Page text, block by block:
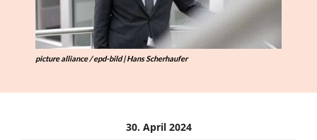
picture alliance / epd-bild | Hans Scherhaufer
30. April 2024